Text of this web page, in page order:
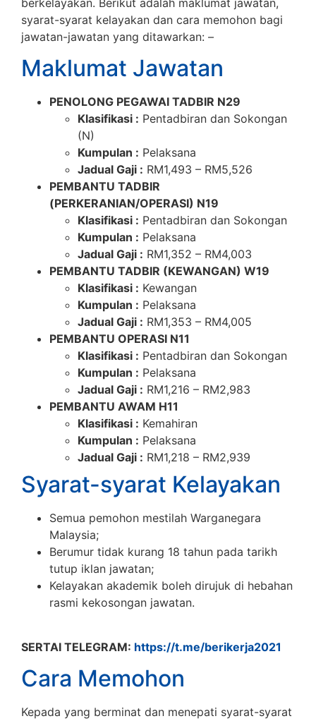
syarat-syarat kelayakan dan cara memohon bagi
jawatan-jawatan yang ditawarkan: –
Maklumat Jawatan
PENOLONG PEGAWAI TADBIR N29
Klasifikasi : Pentadbiran dan Sokongan
(N)
Kumpulan : Pelaksana
Jadual Gaji : RM1,493 – RM5,526
PEMBANTU TADBIR
(PERKERANIAN/OPERASI) N19
Klasifikasi : Pentadbiran dan Sokongan
Kumpulan : Pelaksana
Jadual Gaji : RM1,352 – RM4,003
PEMBANTU TADBIR (KEWANGAN) W19
Klasifikasi : Kewangan
Kumpulan : Pelaksana
Jadual Gaji : RM1,353 – RM4,005
PEMBANTU OPERASI N11
Klasifikasi : Pentadbiran dan Sokongan
Kumpulan : Pelaksana
Jadual Gaji : RM1,216 – RM2,983
PEMBANTU AWAM H11
Klasifikasi : Kemahiran
Kumpulan : Pelaksana
Jadual Gaji : RM1,218 – RM2,939
Syarat-syarat Kelayakan
Semua pemohon mestilah Warganegara
Malaysia;
Berumur tidak kurang 18 tahun pada tarikh
tutup iklan jawatan;
Kelayakan akademik boleh dirujuk di hebahan
rasmi kekosongan jawatan.
SERTAI TELEGRAM: https://t.me/berikerja2021
Cara Memohon
Kepada yang berminat dan menepati syarat-syarat